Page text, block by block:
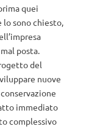
quei
lo sono chiesto,
posta.
del
nuove
immediato
complessivo